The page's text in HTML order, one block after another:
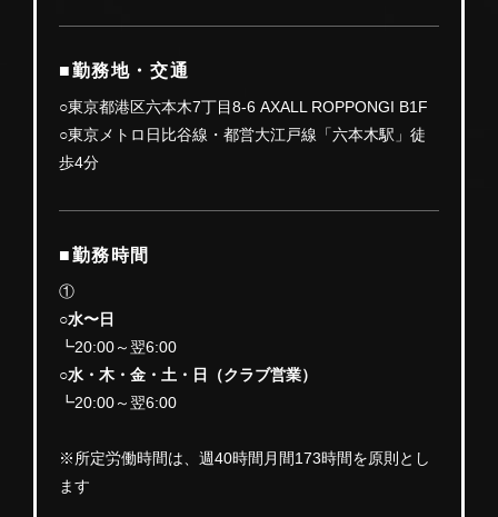
■勤務地・交通
○東京都港区六本木7丁目8-6 AXALL ROPPONGI B1F
○東京メトロ日比谷線・都営大江戸線「六本木駅」徒
歩4分
■勤務時間
①
○水〜日
┗20:00～翌6:00
○水・木・金・土・日（クラブ営業）
┗20:00～翌6:00
※所定労働時間は、週40時間月間173時間を原則とし
ます